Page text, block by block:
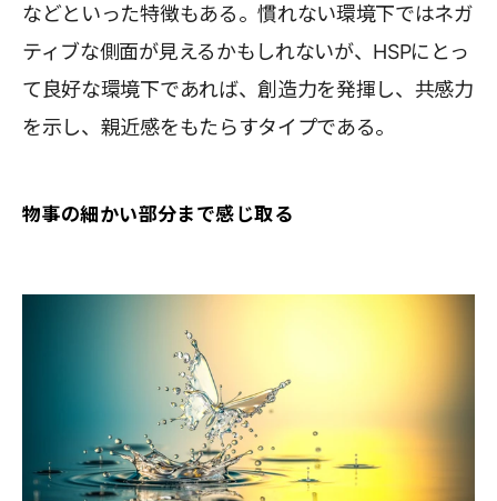
などといった特徴もある。慣れない環境下ではネガ
ティブな側面が見えるかもしれないが、HSPにとっ
て良好な環境下であれば、創造力を発揮し、共感力
を示し、親近感をもたらすタイプである。
物事の細かい部分まで感じ取る